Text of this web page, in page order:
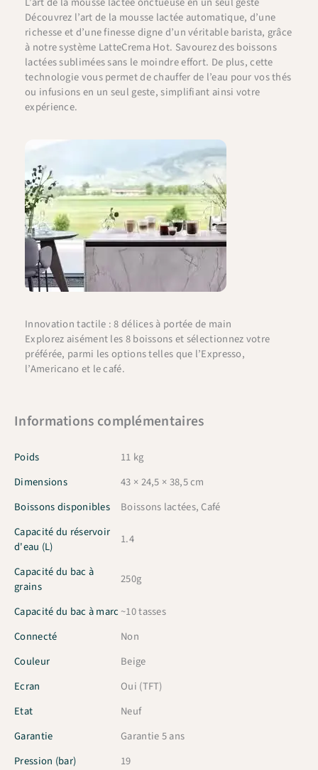
Découvrez l’art de la mousse lactée automatique, d’une
richesse et d’une finesse digne d’un véritable barista, grâce
à notre système LatteCrema Hot. Savourez des boissons
lactées sublimées sans le moindre effort. De plus, cette
technologie vous permet de chauffer de l’eau pour vos thés
ou infusions en un seul geste, simplifiant ainsi votre
expérience.
Innovation tactile : 8 délices à portée de main
Explorez aisément les 8 boissons et sélectionnez votre
préférée, parmi les options telles que l’Expresso,
l’Americano et le café.
Informations complémentaires
Poids
11 kg
Dimensions
43 × 24,5 × 38,5 cm
Boissons disponibles
Boissons lactées, Café
Capacité du réservoir
d'eau (L)
1.4
Capacité du bac à
grains
250g
Capacité du bac à marc~10 tasses
Connecté
Non
Couleur
Beige
Ecran
Oui (TFT)
Etat
Neuf
Garantie
Garantie 5 ans
Pression (bar)
19